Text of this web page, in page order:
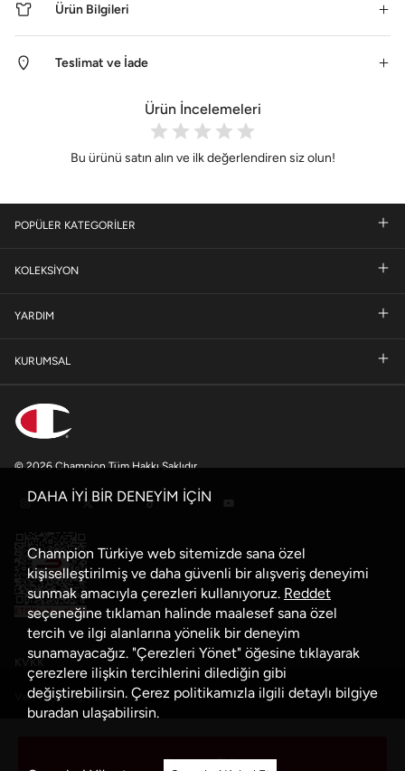
Sepete Ekle
Ürün Bilgileri
Teslimat ve İade
Ürün İncelemeleri
Bu ürünü satın alın ve ilk değerlendiren siz olun!
POPÜLER KATEGORİLER
KOLEKSİYON
YARDIM
KURUMSAL
© 2026 Champion Tüm Hakkı Saklıdır
KVKK
Veri Güvenliği Politikası
DAHA İYİ BİR DENEYİM İÇİN
Champion Türkiye web sitemizde sana özel
kişiselleştirilmiş ve daha güvenli bir alışveriş deneyimi
sunmak amacıyla çerezleri kullanıyoruz. Reddet
seçeneğine tıklaman halinde maalesef sana özel
tercih ve ilgi alanlarına yönelik bir deneyim
sunamayacağız. "Çerezleri Yönet" öğesine tıklayarak
çerezlere ilişkin tercihlerini dilediğin gibi
değiştirebilirsin. Çerez politikamızla ilgili detaylı bilgiye
buradan ulaşabilirsin.